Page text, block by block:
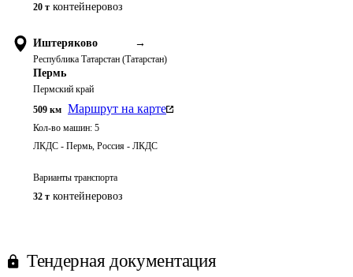
20 т контейнеровоз
Иштеряково →
Республика Татарстан (Татарстан)
Пермь
Пермский край
509 км Маршрут на карте
Кол-во машин: 5
ЛКДС - Пермь, Россия - ЛКДС
Варианты транспорта
32 т контейнеровоз
Тендерная документация